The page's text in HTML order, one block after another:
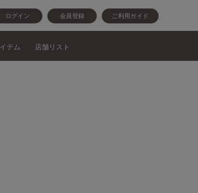
ログイン 会員登録 ご利用ガイド
テム 店舗リスト